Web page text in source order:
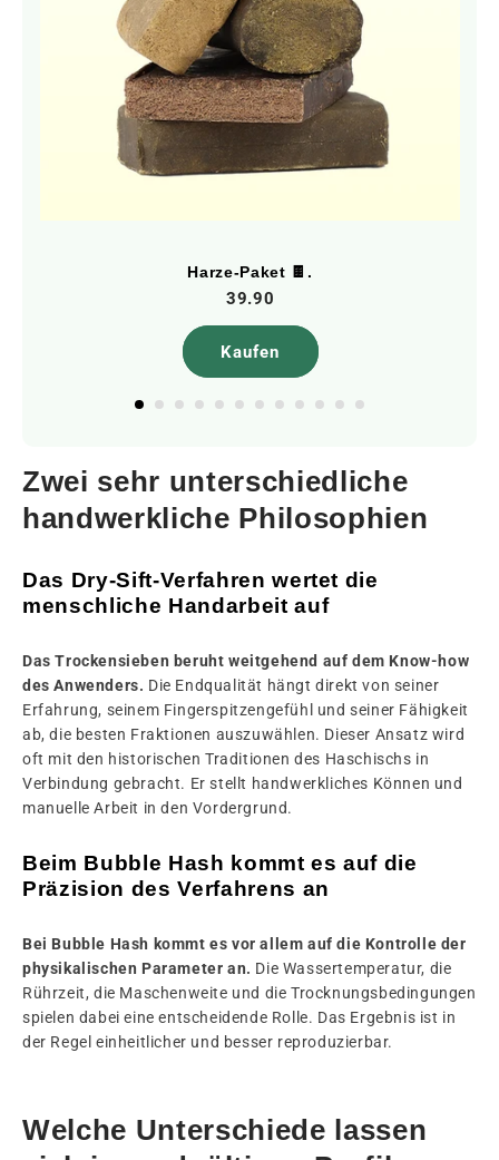
Harze-Paket 🍫.
39.90
Kaufen
Zwei sehr unterschiedliche
handwerkliche Philosophien
Das Dry-Sift-Verfahren wertet die
menschliche Handarbeit auf
Das Trockensieben beruht weitgehend auf dem Know-how
des Anwenders. Die Endqualität hängt direkt von seiner
Erfahrung, seinem Fingerspitzengefühl und seiner Fähigkeit
ab, die besten Fraktionen auszuwählen. Dieser Ansatz wird
oft mit den historischen Traditionen des Haschischs in
Verbindung gebracht. Er stellt handwerkliches Können und
manuelle Arbeit in den Vordergrund.
Beim Bubble Hash kommt es auf die
Präzision des Verfahrens an
Bei Bubble Hash kommt es vor allem auf die Kontrolle der
physikalischen Parameter an. Die Wassertemperatur, die
Rührzeit, die Maschenweite und die Trocknungsbedingungen
spielen dabei eine entscheidende Rolle. Das Ergebnis ist in
der Regel einheitlicher und besser reproduzierbar.
Welche Unterschiede lassen